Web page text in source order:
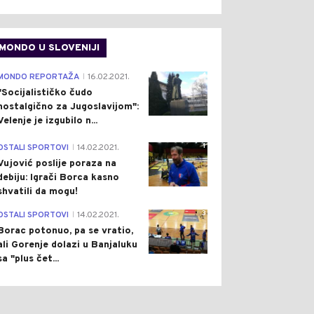
MONDO U SLOVENIJI
4
REPORTAŽA 16.02.2021.
čudo
za Jugoslavijom":
je izgubilo n...
1
SPORTOVI 14.02.2021.
poslije poraza na
Igrači Borca kasno
da mogu!
3
SPORTOVI 14.02.2021.
potonuo, pa se vratio,
Gorenje dolazi u Banjaluku
"plus čet...